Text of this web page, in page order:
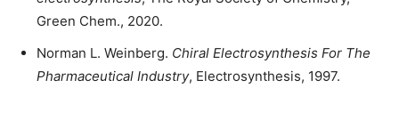
Green Chem., 2020.
Norman L. Weinberg. Chiral Electrosynthesis For The
Pharmaceutical Industry, Electrosynthesis, 1997.